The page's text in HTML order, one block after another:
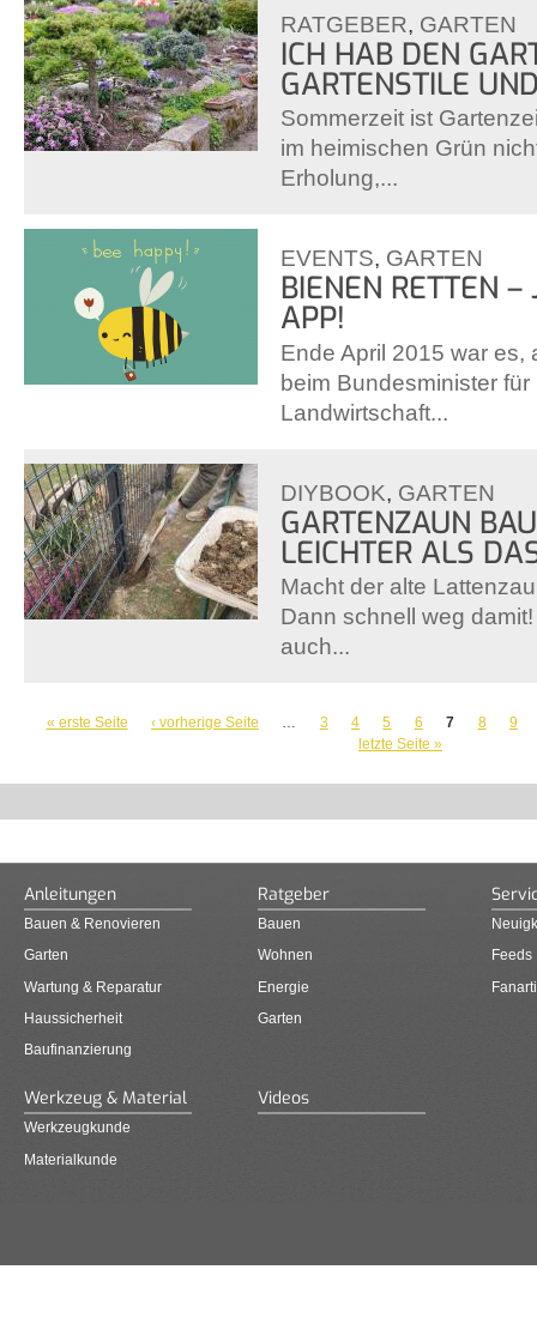
RATGEBER, GARTEN
ICH HAB DEN
GARTENSTILE
Sommerzeit ist
im heimischen Grün
Erholung,...
EVENTS, GARTEN
BIENEN RETTEN –
APP!
Ende April 2015 war es,
beim Bundesminister
Landwirtschaft...
DIYBOOK, GARTEN
GARTENZAUN
LEICHTER ALS
Macht der alte
Dann schnell weg
auch...
SEITEN
« erste Seite ‹ vorherige Seite … 3 4 5 6 7 8
9
letzte Seite »
Anleitungen
Bauen & Renovieren
Garten
Wartung & Reparatur
Haussicherheit
Baufinanzierung
Ratgeber
Bauen
Wohnen
Energie
Garten
Feeds
Werkzeug & Material
Werkzeugkunde
Materialkunde
Videos